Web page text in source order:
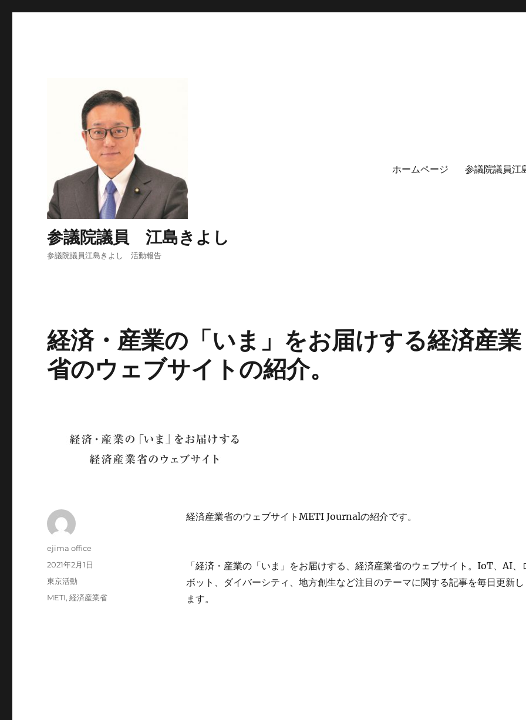
参議院議員 江島きよし
参議院議員江島きよし 活動報告
ホームページ 参議院議員
経済・産業の「いま」をお届けする経済産業
省のウェブサイトの紹介。
経済産業省のウェブサイトMETI Journalの紹介です。
「経済・産業の「いま」をお届けする、経済産業省のウェブサイト。IoT、AI、
ボット、ダイバーシティ、地方創生など注目のテーマに関する記事を毎日更新し
ます。
投
ejima office
投
稿
2021年2月1日
カ
東京活動
タ
METI,経済産業省